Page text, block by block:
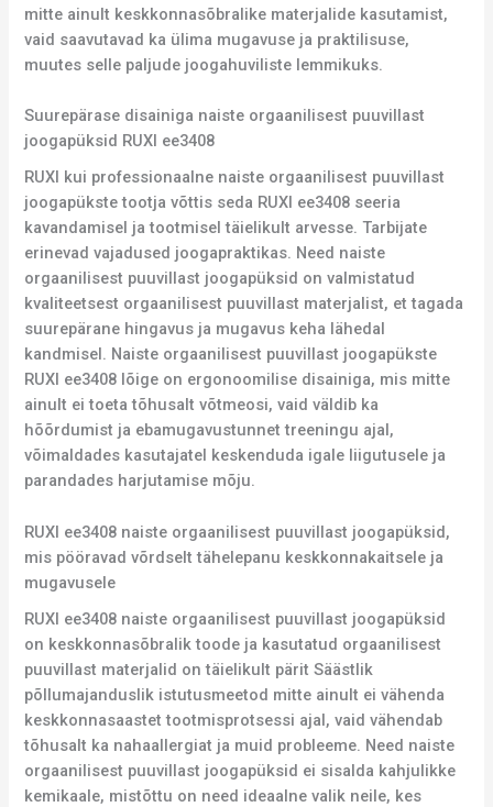
mitte ainult keskkonnasõbralike materjalide kasutamist,
vaid saavutavad ka ülima mugavuse ja praktilisuse,
muutes selle paljude joogahuviliste lemmikuks.
Suurepärase disainiga naiste orgaanilisest puuvillast
joogapüksid RUXI ee3408
RUXI kui professionaalne naiste orgaanilisest puuvillast
joogapükste tootja võttis seda RUXI ee3408 seeria
kavandamisel ja tootmisel täielikult arvesse. Tarbijate
erinevad vajadused joogapraktikas. Need naiste
orgaanilisest puuvillast joogapüksid on valmistatud
kvaliteetsest orgaanilisest puuvillast materjalist, et tagada
suurepärane hingavus ja mugavus keha lähedal
kandmisel. Naiste orgaanilisest puuvillast joogapükste
RUXI ee3408 lõige on ergonoomilise disainiga, mis mitte
ainult ei toeta tõhusalt võtmeosi, vaid väldib ka
hõõrdumist ja ebamugavustunnet treeningu ajal,
võimaldades kasutajatel keskenduda igale liigutusele ja
parandades harjutamise mõju.
RUXI ee3408 naiste orgaanilisest puuvillast joogapüksid,
mis pööravad võrdselt tähelepanu keskkonnakaitsele ja
mugavusele
RUXI ee3408 naiste orgaanilisest puuvillast joogapüksid
on keskkonnasõbralik toode ja kasutatud orgaanilisest
puuvillast materjalid on täielikult pärit Säästlik
põllumajanduslik istutusmeetod mitte ainult ei vähenda
keskkonnasaastet tootmisprotsessi ajal, vaid vähendab
tõhusalt ka nahaallergiat ja muid probleeme. Need naiste
orgaanilisest puuvillast joogapüksid ei sisalda kahjulikke
kemikaale, mistõttu on need ideaalne valik neile, kes